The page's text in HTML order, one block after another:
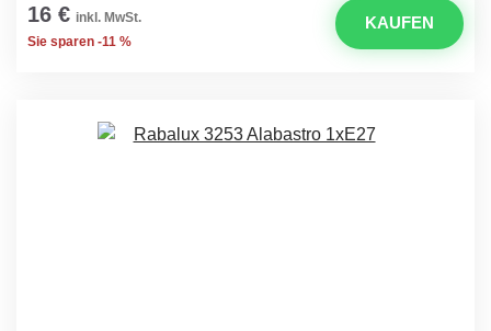
16 € inkl. MwSt.
Sie sparen -11 %
KAUFEN